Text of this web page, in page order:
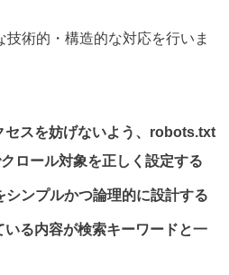
術的・構造的な対応を行いま
セスを妨げないよう、robots.txt
ロール対象を正しく設定する
ンプルかつ論理的に設計する
る内容が検索キーワードと一